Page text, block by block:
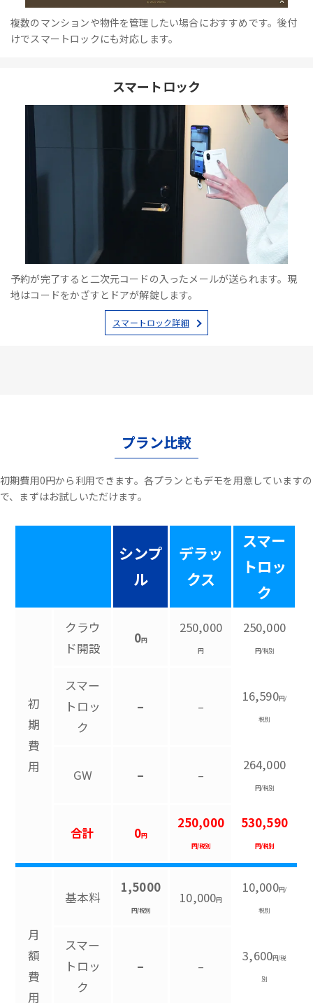
複数のマンションや物件を管理したい場合におすすめです。後付
けでスマートロックにも対応します。
スマートロック
予約が完了すると二次元コードの入ったメールが送られます。現
地はコードをかざすとドアが解錠します。
スマートロック詳細
プラン比較
初期費用0円から利用できます。各プランともデモを用意していますの
で、まずはお試しいただけます。
シンプ
ル
デラッ
クス
スマー
トロッ
ク
初
期
費
用
クラウ
ド開設
0円
250,000
円
250,000
円/税別
スマー
トロッ
ク
– –
16,590円/
税別
GW – –
264,000
円/税別
合計 0円
250,000
円/税別
530,590
円/税別
月
額
費
用
基本料
1,5000
円/税別
10,000円
10,000円/
税別
スマー
トロッ
ク
– –
3,600円/税
別